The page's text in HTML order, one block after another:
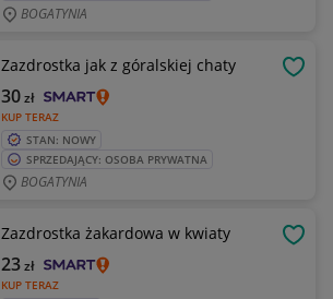
BOGATYNIA
Zazdrostka jak z góralskiej chaty
KUP TERAZ
30zł
STAN: NOWY
SPRZEDAJĄCY: OSOBA PRYWATNA
BOGATYNIA
Zazdrostka żakardowa w kwiaty
KUP TERAZ
23zł